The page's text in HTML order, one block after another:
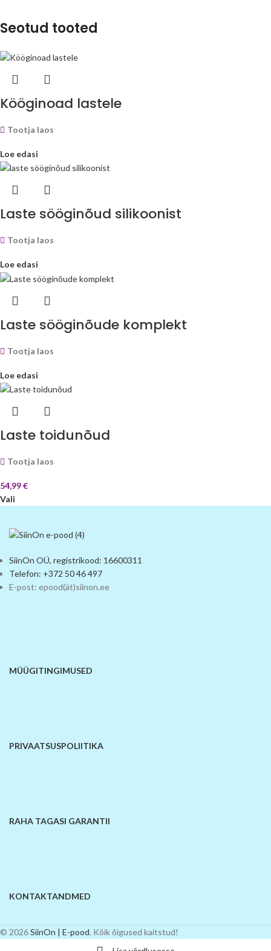
Seotud tooted
Kööginoad lastele
Tootja laos
Loe edasi
Laste sööginõud silikoonist
Tootja laos
Loe edasi
Laste sööginõude komplekt
Tootja laos
Loe edasi
Laste toidunõud
Tootja laos
54,99€
Vali
SiinOn OÜ, registrikood: 16600311
Telefon: +372 50 46 497
E-post: epood(ät)siinon.ee
MÜÜGITINGIMUSED
PRIVAATSUSPOLIITIKA
RAHA TAGASI GARANTII
KONTAKTANDMED
© 2026SiinOn | E-pood. Kõik õigused kaitstud!